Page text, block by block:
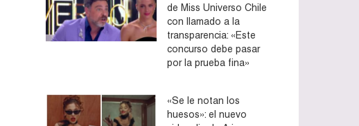
de Miss Universo Chile
con llamado a la
transparencia: «Este
concurso debe pasar
por la prueba fina»
«Se le notan los
huesos»: el nuevo